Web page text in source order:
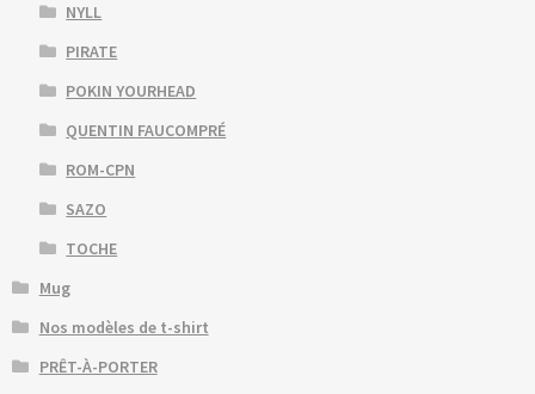
NYLL
PIRATE
POKIN YOURHEAD
QUENTIN FAUCOMPRÉ
ROM-CPN
SAZO
TOCHE
Mug
Nos modèles de t-shirt
PRÊT-À-PORTER